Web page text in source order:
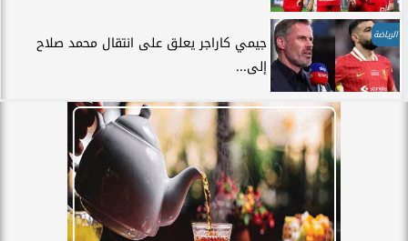
الرياضة
جيمي كاراجر يعلق على انتقال محمد صلاح
إلى...